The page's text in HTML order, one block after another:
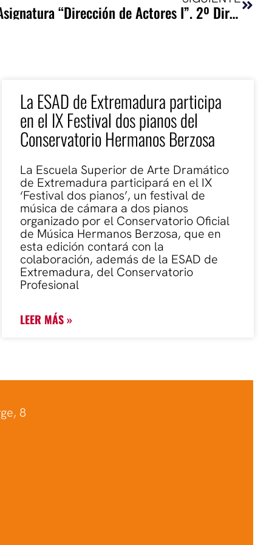
PASIÓN de Edward Bond. Asignatura “Dirección de Actores I”. 2º Dirección Escénica y Dramaturgia.
La ESAD de Extremadura participa
en el IX Festival dos pianos del
Conservatorio Hermanos Berzosa
La Escuela Superior de Arte Dramático
de Extremadura participará en el IX
‘Festival dos pianos’, un festival de
música de cámara a dos pianos
organizado por el Conservatorio Oficial
de Música Hermanos Berzosa, que en
esta edición contará con la
colaboración, además de la ESAD de
Extremadura, del Conservatorio
Profesional
LEER MÁS »
8